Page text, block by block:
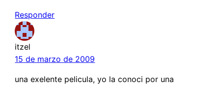
Responder
itzel
15 de marzo de 2009
una exelente pelicula, yo la conoci por una